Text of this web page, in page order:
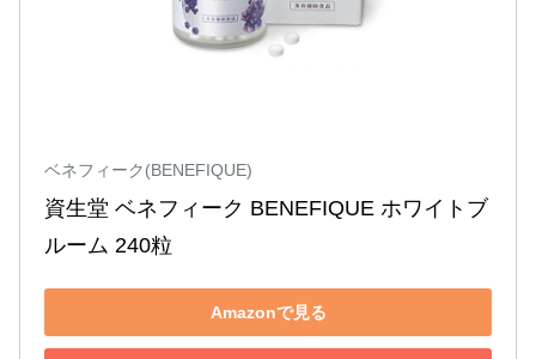
ベネフィーク(BENEFIQUE)
資生堂 ベネフィーク BENEFIQUE ホワイトブ
ルーム 240粒
Amazonで見る